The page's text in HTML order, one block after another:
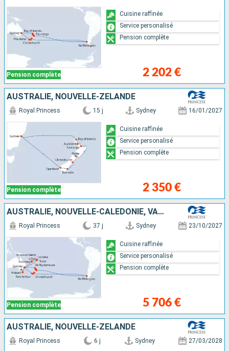
Pension complète 2 202 €
Cuisine raffinée
Service personalisé
Pension complète
AUSTRALIE, NOUVELLE-ZÉLANDE
Pension complète
Royal Princess 15 j Sydney 16/01/2027
2 350 €
Cuisine raffinée
Service personalisé
Pension complète
AUSTRALIE, NOUVELLE-CALÉDONIE, VANUATU, FIDJI (ÎLES), NOUVELLE-ZÉLANDE, CHILI
Pension complète
Royal Princess 37 j Sydney 23/10/2027
5 706 €
Cuisine raffinée
Service personalisé
Pension complète
AUSTRALIE, NOUVELLE-ZÉLANDE
Royal Princess 6 j Sydney 27/03/2028